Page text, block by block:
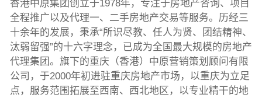
香港中原集团创立于1978年，专注于房地产咨询、项目
全程推广以及代理一、二手房地产交易等服务。历经三
十余年的发展，秉承“所识尽教、任人为贤、团结精神、
汰弱留强”的十六字理念，已成为全国最大规模的房地产
代理集团。旗下的重庆（香港）中原营销策划顾问有限
公司，于2000年初进驻重庆房地产市场，以重庆为立足
点，服务范围拓展至西南、西北地区，以专业精干的地